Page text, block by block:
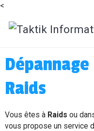
<
Raids
Vous êtes à Raids ou
vous propose un service